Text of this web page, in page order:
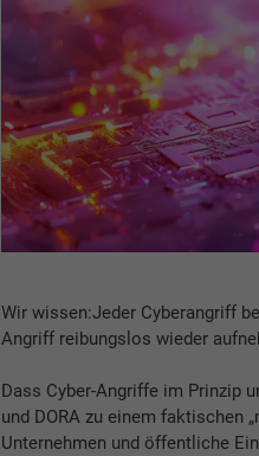
Wir wissen:Jeder Cyberangriff
Angriff reibungslos wieder
Dass Cyber-Angriffe im Prinzip
und DORA zu einem faktischen
Unternehmen und öffentliche